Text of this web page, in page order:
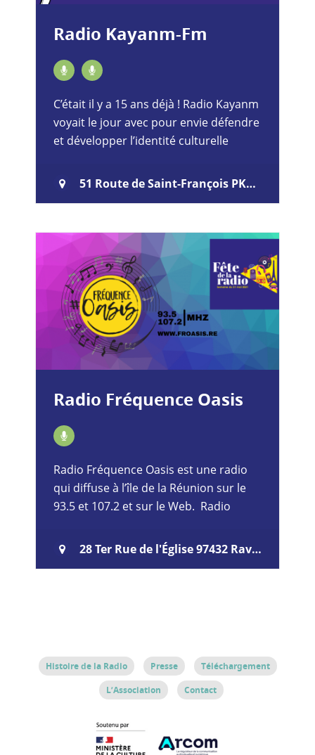
Radio Kayanm-Fm
C’était il y a 15 ans déjà ! Radio Kayanm
voyait le jour avec pour envie défendre
et développer l’identité culturelle
diffusant dans le nord de…
51 Route de Saint-François PK4 97400SaintDenis
Radio Fréquence Oasis
Radio Fréquence Oasis est une radio
qui diffuse à l’île de la Réunion sur le
93.5 et 107.2 et sur le Web. Radio
Oasis ? Au sens figuré…
28 Ter Rue de l'Église 97432 Ravine des Cabris
Histoire de la Radio Presse
Téléchargement
L’Association
Contact